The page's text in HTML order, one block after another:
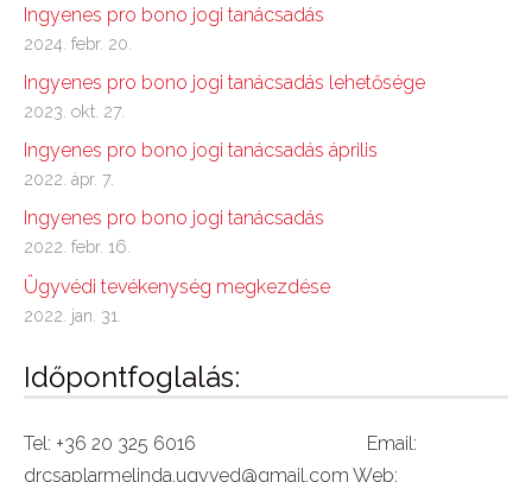
Ingyenes pro bono jogi tanácsadás
2024. febr. 20.
Ingyenes pro bono jogi tanácsadás lehetősége
2023. okt. 27.
Ingyenes pro bono jogi tanácsadás április
2022. ápr. 7.
Ingyenes pro bono jogi tanácsadás
2022. febr. 16.
Ügyvédi tevékenység megkezdése
2022. jan. 31.
Időpontfoglalás:
Tel: +36 20 325 6016 Email:
drcsaplarmelinda.ugyved@gmail.com Web: